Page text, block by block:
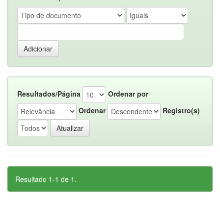
Resultados/Página
Ordenar por
Ordenar
Registro(s)
Resultado 1-1 de 1.